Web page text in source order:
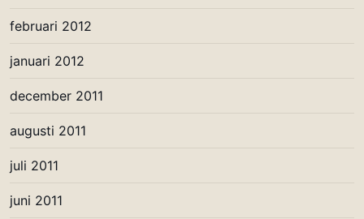
februari 2012
januari 2012
december 2011
augusti 2011
juli 2011
juni 2011